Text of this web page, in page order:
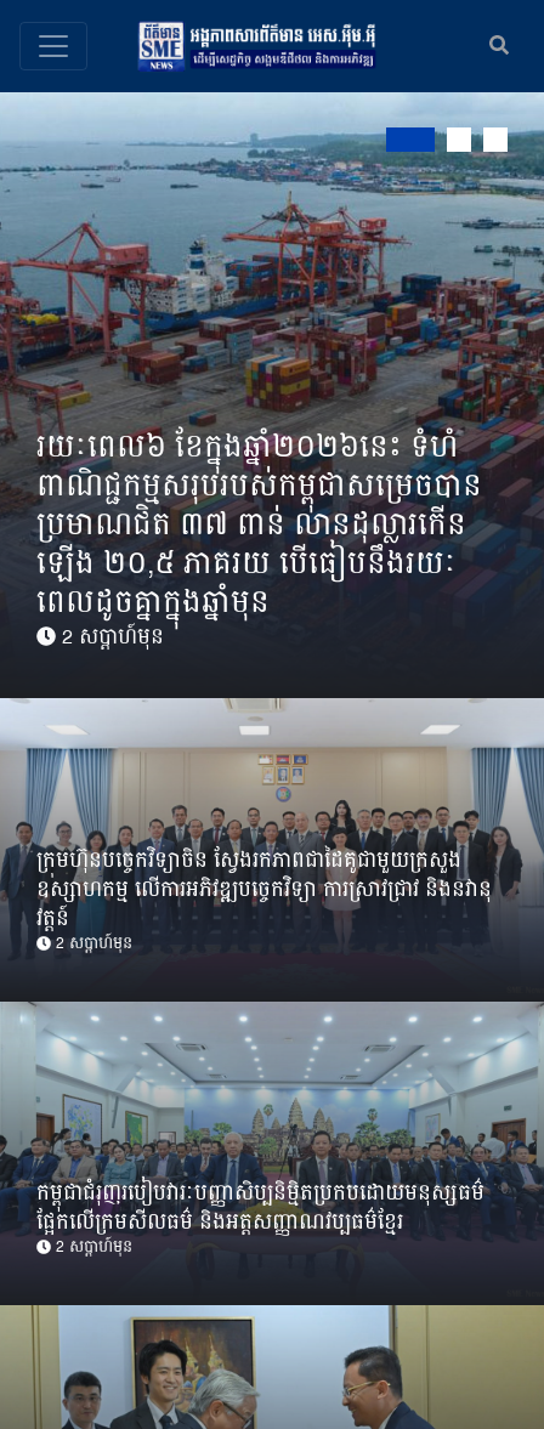
រយៈពេល៦ ខែក្នុងឆ្នាំ២០២៦នេះ ទំហំ
ពាណិជ្ជកម្មសរុបរបស់កម្ពុជាសម្រេចបាន
ប្រមាណជិត ៣៧ ពាន់ លានដុល្លារកើន
ឡើង ២០,៥ ភាគរយ បើធៀបនឹងរយៈ
ពេលដូចគ្នាក្នុងឆ្នាំមុន
2 សប្ដាហ៍មុន
ក្រុមហ៊ុនបច្ចេកវិទ្យាចិន ស្វែងរកភាពជាដៃគូជាមួយក្រសួង
ឧស្សាហកម្ម លើការអភិវឌ្ឍបច្ចេកវិទ្យា ការស្រាវជ្រាវ និងនវានុ
វត្តន៍
2 សប្ដាហ៍មុន
កម្ពុជាជំរុញរបៀបវារៈបញ្ញាសិប្បនិម្មិតប្រកបដោយមនុស្សធម៌
ផ្អែកលើក្រមសីលធម៌ និងអត្តសញ្ញាណវប្បធម៌ខ្មែរ
2 សប្ដាហ៍មុន